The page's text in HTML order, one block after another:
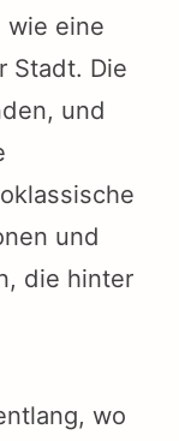
wie eine
Stadt. Die
und
und
die hinter
wo